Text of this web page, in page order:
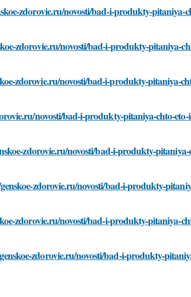
zdorovie.ru/novosti/bad-i-produkty-pitaniya-
zdorovie.ru/novosti/bad-i-produkty-pitaniya-
zdorovie.ru/novosti/bad-i-produkty-pitaniya-
novosti/bad-i-produkty-pitaniya-chto-
zdorovie.ru/novosti/bad-i-produkty-
zdorovie.ru/novosti/bad-i-produkty-
zdorovie.ru/novosti/bad-i-produkty-pitaniya-
zdorovie.ru/novosti/bad-i-produkty-